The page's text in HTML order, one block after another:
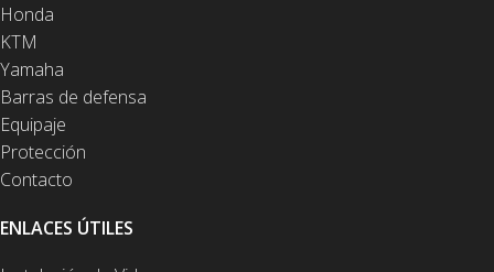
Honda
KTM
Yamaha
Barras de defensa
Equipaje
Protección
Contacto
ENLACES ÚTILES